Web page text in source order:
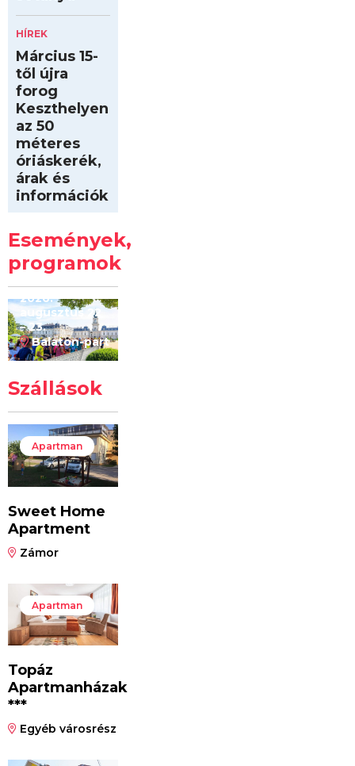
HÍREK
Március 15-
től újra
forog
Keszthelyen
az 50
méteres
óriáskerék,
árak és
információk
Események,
programok
Kilóméterek
2026
2026.
augusztus 22
– 23.
Balaton-part
Szállások
Apartman
Sweet Home
Apartment
Zámor
Apartman
Topáz
Apartmanházak
***
Egyéb városrész